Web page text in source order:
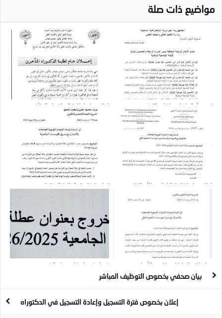
مواضيع ذات صلة
تمديد آجال إيداع ملفات الترشح إعلان هام لطلبة الدكتوراه المتأخرين
إعلان هام لفائدة الباحثين والأساتذة
الجامعيين
تعليمة خاصة بالطلبة المنقطعين عن
مراسلة وزارية تخص تقييم الأعباء
البيداغوجية للأستاذ الباحث
فيما يخص إمضاء محضر الخروج
بيان صحفي بخصوص التوظيف المباشر
إعلان بخصوص فترة التسجيل وإعادة التسجيل في الدكتوراه